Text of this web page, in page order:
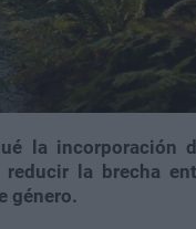
la incorporación
la brecha
género.